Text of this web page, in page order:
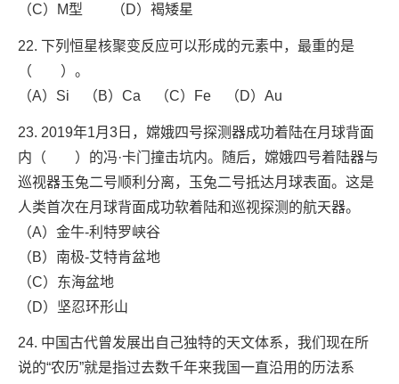
（C）M型 （D）褐矮星
22. 下列恒星核聚变反应可以形成的元素中，最重的是
（ ）。
（A）Si （B）Ca （C）Fe （D）Au
23. 2019年1月3日，嫦娥四号探测器成功着陆在月球背面
内（ ）的冯·卡门撞击坑内。随后，嫦娥四号着陆器与
巡视器玉兔二号顺利分离，玉兔二号抵达月球表面。这是
人类首次在月球背面成功软着陆和巡视探测的航天器。
（A）金牛-利特罗峡谷
（B）南极-艾特肯盆地
（C）东海盆地
（D）坚忍环形山
24. 中国古代曾发展出自己独特的天文体系，我们现在所
说的“农历”就是指过去数千年来我国一直沿用的历法系